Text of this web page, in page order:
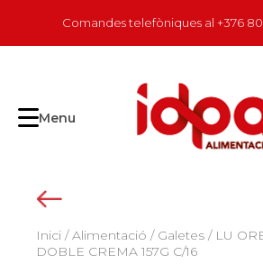
content
Comandes telefòniques al +376
Menu
Inici /Alimentació / Galetes / LU
DOBLE CREMA 157G C/16